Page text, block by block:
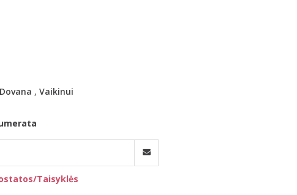
Dovana , Vaikinui
Taisyklės